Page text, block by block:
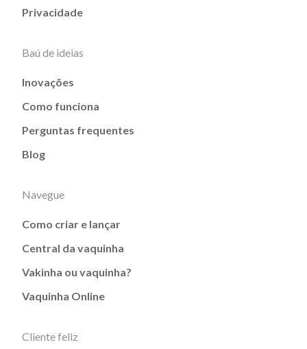
Privacidade
Baú de ideias
Inovações
Como funciona
Perguntas frequentes
Blog
Navegue
Como criar e lançar
Central da vaquinha
Vakinha ou vaquinha?
Vaquinha Online
Cliente feliz